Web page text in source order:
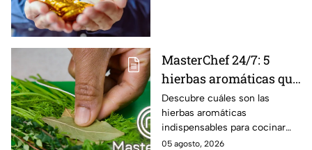
MasterChef 24/7: 5
hierbas aromáticas que
no pueden faltar en tu
cocina para dar más
sabor a tus platillos
Descubre cuáles son las
hierbas aromáticas
indispensables para cocinar
como en MasterChef 24/7.
05 agosto, 2026